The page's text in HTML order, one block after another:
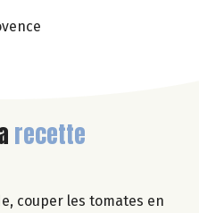
recette
couper les tomates en